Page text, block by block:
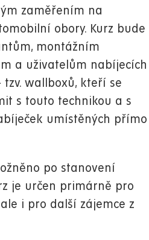
zaměřením na
obory. Kurz bude
montážním
a uživatelům nabíjecích
wallboxů, kteří se
s touto technikou a s
umístěných přímo
po stanovení
je určen primárně pro
i pro další zájemce z